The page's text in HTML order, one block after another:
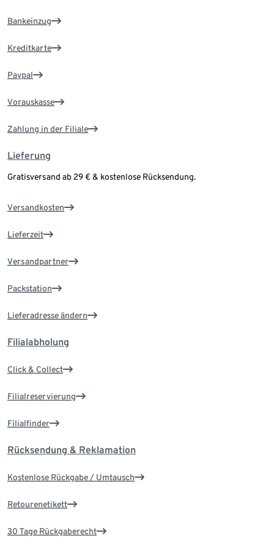
Bankeinzug
Kreditkarte
Paypal
Vorauskasse
Zahlung in der Filiale
Lieferung
Gratisversand ab 29 € & kostenlose Rücksendung.
Versandkosten
Lieferzeit
Versandpartner
Packstation
Lieferadresse ändern
Filialabholung
Click & Collect
Filialreservierung
Filialfinder
Rücksendung & Reklamation
Kostenlose Rückgabe / Umtausch
Retourenetikett
30 Tage Rückgaberecht